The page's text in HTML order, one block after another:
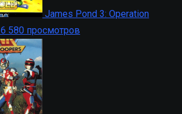
James Pond 3: Operation
6 580 просмотров